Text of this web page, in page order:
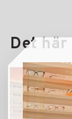
Det här